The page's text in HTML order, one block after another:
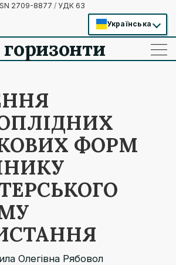
2709-8877 / УДК 63
Українська
——
——
——
ФОРМ
Олегівна Рябовол